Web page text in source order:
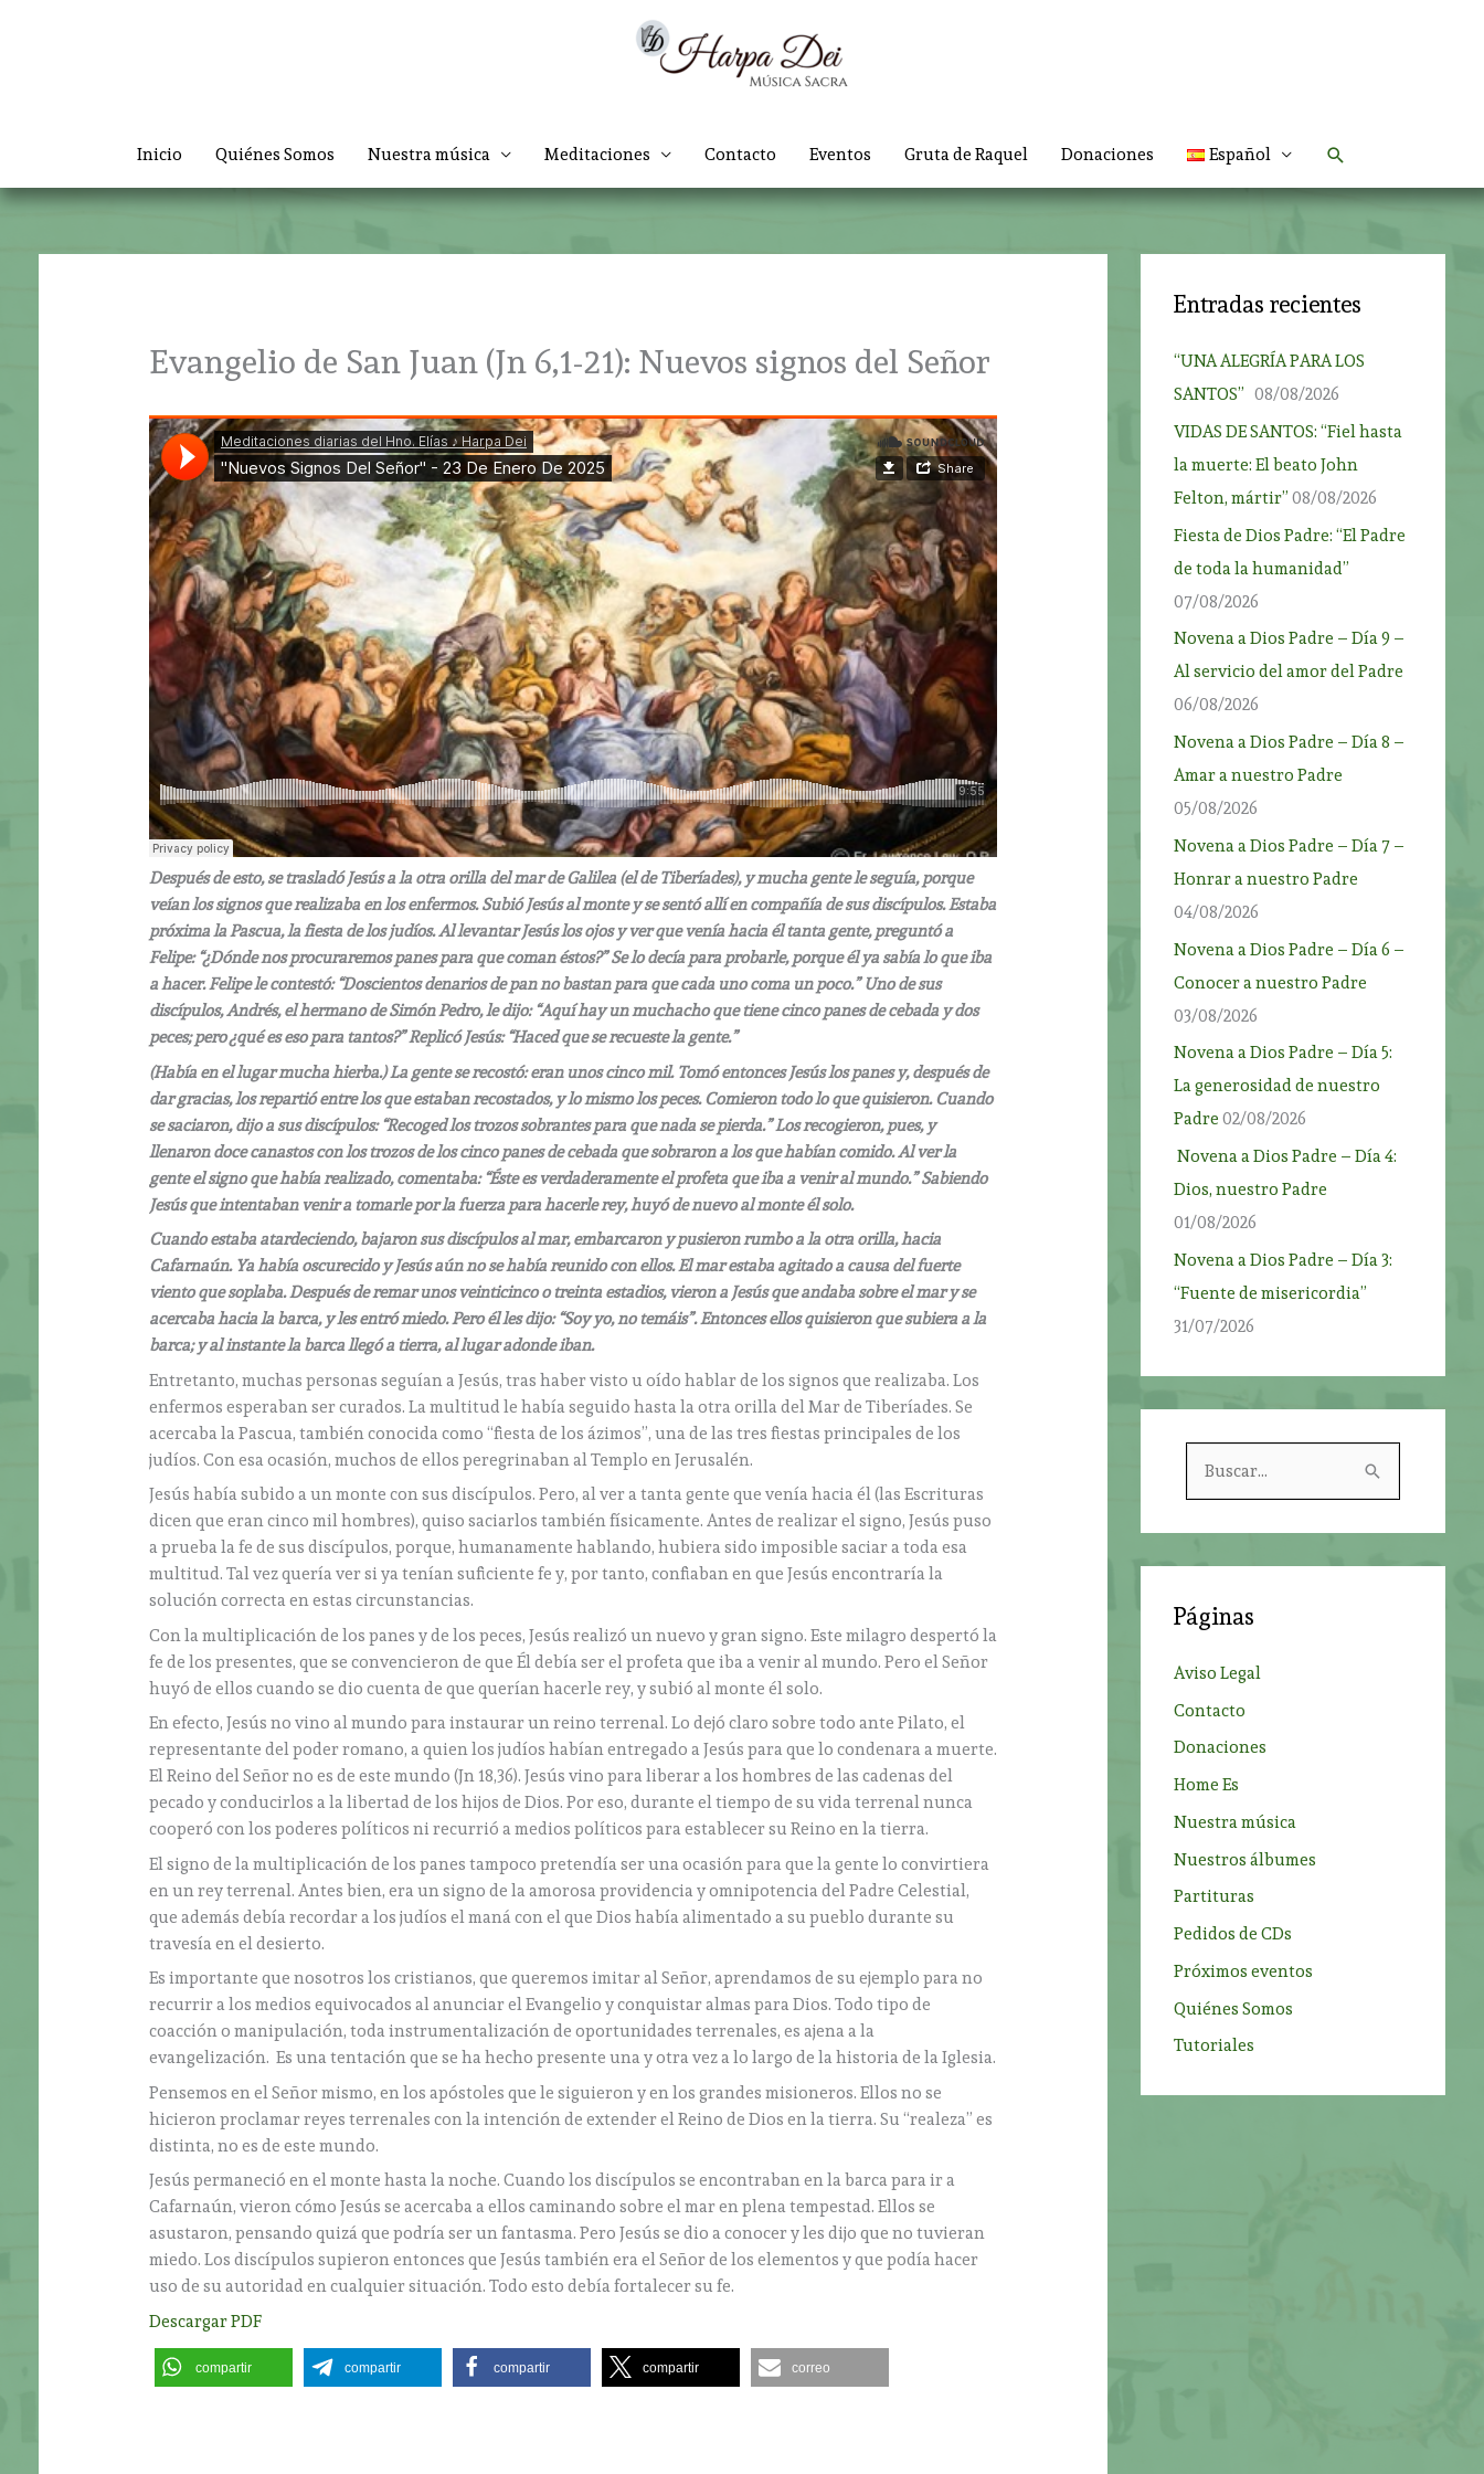
Inicio Quiénes Somos Nuestra música Meditaciones Contacto Eventos Gruta de Raquel Donaciones Español Buscar
Evangelio de San Juan (Jn 6,1-21): Nuevos signos del Señor
Después de esto, se trasladó Jesús a la otra orilla del mar de Galilea (el de Tiberíades), y mucha gente le seguía, porque
veían los signos que realizaba en los enfermos. Subió Jesús al monte y se sentó allí en compañía de sus discípulos. Estaba
próxima la Pascua, la fiesta de los judíos. Al levantar Jesús los ojos y ver que venía hacia él tanta gente, preguntó a
Felipe: “¿Dónde nos procuraremos panes para que coman éstos?” Se lo decía para probarle, porque él ya sabía lo que iba
a hacer. Felipe le contestó: “Doscientos denarios de pan no bastan para que cada uno coma un poco.” Uno de sus
discípulos, Andrés, el hermano de Simón Pedro, le dijo: “Aquí hay un muchacho que tiene cinco panes de cebada y dos
peces; pero ¿qué es eso para tantos?” Replicó Jesús: “Haced que se recueste la gente.”
(Había en el lugar mucha hierba.) La gente se recostó: eran unos cinco mil. Tomó entonces Jesús los panes y, después de
dar gracias, los repartió entre los que estaban recostados, y lo mismo los peces. Comieron todo lo que quisieron. Cuando
se saciaron, dijo a sus discípulos: “Recoged los trozos sobrantes para que nada se pierda.” Los recogieron, pues, y
llenaron doce canastos con los trozos de los cinco panes de cebada que sobraron a los que habían comido. Al ver la
gente el signo que había realizado, comentaba: “Éste es verdaderamente el profeta que iba a venir al mundo.” Sabiendo
Jesús que intentaban venir a tomarle por la fuerza para hacerle rey, huyó de nuevo al monte él solo.
Cuando estaba atardeciendo, bajaron sus discípulos al mar, embarcaron y pusieron rumbo a la otra orilla, hacia
Cafarnaún. Ya había oscurecido y Jesús aún no se había reunido con ellos. El mar estaba agitado a causa del fuerte
viento que soplaba. Después de remar unos veinticinco o treinta estadios, vieron a Jesús que andaba sobre el mar y se
acercaba hacia la barca, y les entró miedo. Pero él les dijo: “Soy yo, no temáis”. Entonces ellos quisieron que subiera a la
barca; y al instante la barca llegó a tierra, al lugar adonde iban.
Entretanto, muchas personas seguían a Jesús, tras haber visto u oído hablar de los signos que realizaba. Los
enfermos esperaban ser curados. La multitud le había seguido hasta la otra orilla del Mar de Tiberíades. Se
acercaba la Pascua, también conocida como “fiesta de los ázimos”, una de las tres fiestas principales de los
judíos. Con esa ocasión, muchos de ellos peregrinaban al Templo en Jerusalén.
Jesús había subido a un monte con sus discípulos. Pero, al ver a tanta gente que venía hacia él (las Escrituras
dicen que eran cinco mil hombres), quiso saciarlos también físicamente. Antes de realizar el signo, Jesús puso
a prueba la fe de sus discípulos, porque, humanamente hablando, hubiera sido imposible saciar a toda esa
multitud. Tal vez quería ver si ya tenían suficiente fe y, por tanto, confiaban en que Jesús encontraría la
solución correcta en estas circunstancias.
Con la multiplicación de los panes y de los peces, Jesús realizó un nuevo y gran signo. Este milagro despertó la
fe de los presentes, que se convencieron de que Él debía ser el profeta que iba a venir al mundo. Pero el Señor
huyó de ellos cuando se dio cuenta de que querían hacerle rey, y subió al monte él solo.
En efecto, Jesús no vino al mundo para instaurar un reino terrenal. Lo dejó claro sobre todo ante Pilato, el
representante del poder romano, a quien los judíos habían entregado a Jesús para que lo condenara a muerte.
El Reino del Señor no es de este mundo (Jn 18,36). Jesús vino para liberar a los hombres de las cadenas del
pecado y conducirlos a la libertad de los hijos de Dios. Por eso, durante el tiempo de su vida terrenal nunca
cooperó con los poderes políticos ni recurrió a medios políticos para establecer su Reino en la tierra.
El signo de la multiplicación de los panes tampoco pretendía ser una ocasión para que la gente lo convirtiera
en un rey terrenal. Antes bien, era un signo de la amorosa providencia y omnipotencia del Padre Celestial,
que además debía recordar a los judíos el maná con el que Dios había alimentado a su pueblo durante su
travesía en el desierto.
Es importante que nosotros los cristianos, que queremos imitar al Señor, aprendamos de su ejemplo para no
recurrir a los medios equivocados al anunciar el Evangelio y conquistar almas para Dios. Todo tipo de
coacción o manipulación, toda instrumentalización de oportunidades terrenales, es ajena a la
evangelización. Es una tentación que se ha hecho presente una y otra vez a lo largo de la historia de la Iglesia.
Pensemos en el Señor mismo, en los apóstoles que le siguieron y en los grandes misioneros. Ellos no se
hicieron proclamar reyes terrenales con la intención de extender el Reino de Dios en la tierra. Su “realeza” es
distinta, no es de este mundo.
Jesús permaneció en el monte hasta la noche. Cuando los discípulos se encontraban en la barca para ir a
Cafarnaún, vieron cómo Jesús se acercaba a ellos caminando sobre el mar en plena tempestad. Ellos se
asustaron, pensando quizá que podría ser un fantasma. Pero Jesús se dio a conocer y les dijo que no tuvieran
miedo. Los discípulos supieron entonces que Jesús también era el Señor de los elementos y que podía hacer
uso de su autoridad en cualquier situación. Todo esto debía fortalecer su fe.
Descargar PDF
compartir compartir compartir compartir correo
Entradas recientes
“UNA ALEGRÍA PARA LOS
SANTOS” 08/08/2026
VIDAS DE SANTOS: “Fiel hasta
la muerte: El beato John
Felton, mártir” 08/08/2026
Fiesta de Dios Padre: “El Padre
de toda la humanidad”
07/08/2026
Novena a Dios Padre – Día 9 –
Al servicio del amor del Padre
06/08/2026
Novena a Dios Padre – Día 8 –
Amar a nuestro Padre
05/08/2026
Novena a Dios Padre – Día 7 –
Honrar a nuestro Padre
04/08/2026
Novena a Dios Padre – Día 6 –
Conocer a nuestro Padre
03/08/2026
Novena a Dios Padre – Día 5:
La generosidad de nuestro
Padre 02/08/2026
Novena a Dios Padre – Día 4:
Dios, nuestro Padre
01/08/2026
Novena a Dios Padre – Día 3:
“Fuente de misericordia”
31/07/2026
r
:
Páginas
Aviso Legal
Contacto
Donaciones
Home Es
Nuestra música
Nuestros álbumes
Partituras
Pedidos de CDs
Próximos eventos
Quiénes Somos
Tutoriales